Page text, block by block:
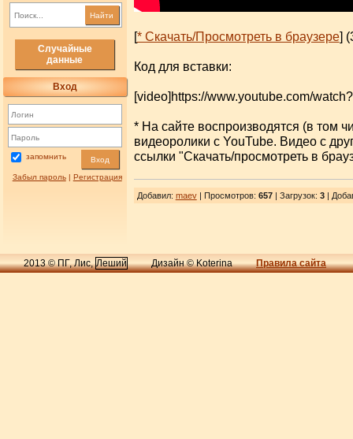
Найти
Случайные
данные
Вход
запомнить Вход
Забыл пароль| Регистрация
[* Скачать/Просмотреть в браузере]
Код для вставки:
[video]https://www.youtube.com/
* На сайте воспроизводятся (в том
видеоролики с YouTube. Видео с
ссылки "Скачать/просмотреть в
Добавил: maev| Просмотров: 657| Загрузок: 3|
2013 © ПГ, Лис,Леший Дизайн © Koterina Правила сайта